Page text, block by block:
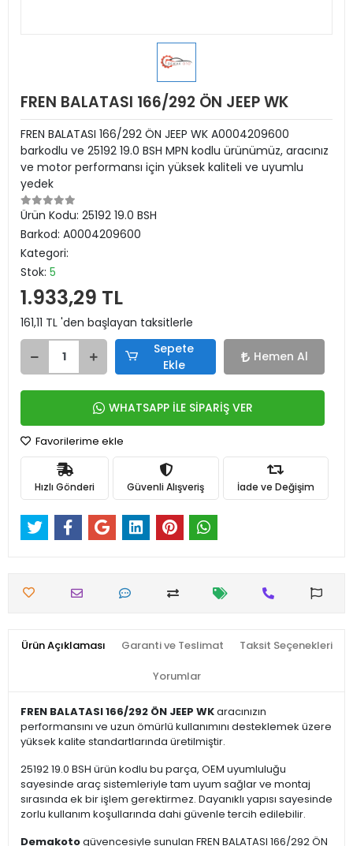
FREN BALATASI 166/292 ÖN JEEP WK
FREN BALATASI 166/292 ÖN JEEP WK A0004209600
barkodlu ve 25192 19.0 BSH MPN kodlu ürünümüz, aracınız
ve motor performansı için yüksek kaliteli ve uyumlu
yedek
Ürün Kodu: 25192 19.0 BSH
Barkod: A0004209600
Kategori:
Stok: 5
1.933,29 TL
161,11 TL 'den başlayan taksitlerle
Sepete
Ekle
Hemen Al
WHATSAPP İLE SİPARİŞ VER
Favorilerime ekle
Hızlı Gönderi Güvenli Alışveriş İade ve Değişim
Ürün Açıklaması Garanti ve Teslimat Taksit Seçenekleri
Yorumlar
FREN BALATASI 166/292 ÖN JEEP WKaracınızın
performansını ve uzun ömürlü kullanımını desteklemek üzere
yüksek kalite standartlarında üretilmiştir.
25192 19.0 BSH ürün kodlu bu parça, OEM uyumluluğu
sayesinde araç sistemleriyle tam uyum sağlar ve montaj
sırasında ek bir işlem gerektirmez. Dayanıklı yapısı sayesinde
zorlu kullanım koşullarında dahi güvenle tercih edilebilir.
Demakotogüvencesiyle sunulan FREN BALATASI 166/292 ÖN